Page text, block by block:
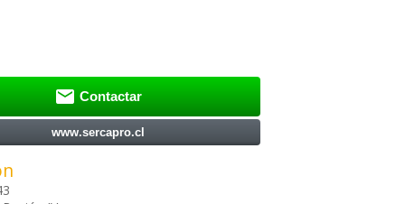
 Contactar
www.sercapro.cl